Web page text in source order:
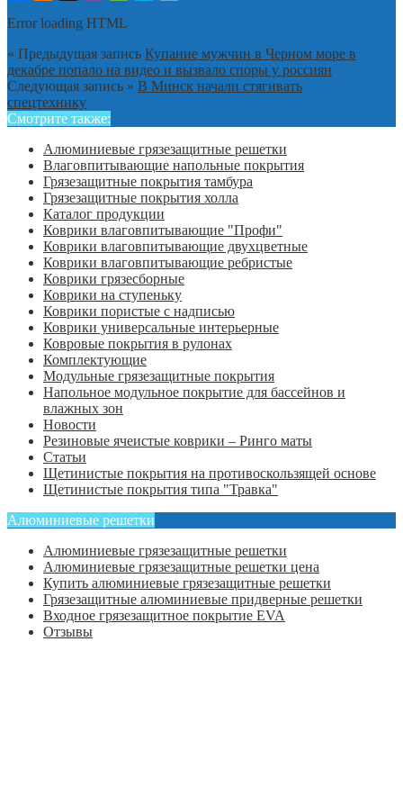
Error loading HTML
« Предыдущая запись Купание мужчин в Черном море в
декабре попало на видео и вызвало споры у россиян
Следующая запись » В Минск начали стягивать
спецтехнику
Смотрите также:
Алюминиевые грязезащитные решетки
Влаговпитывающие напольные покрытия
Грязезащитные покрытия тамбура
Грязезащитные покрытия холла
Каталог продукции
Коврики влаговпитывающие "Профи"
Коврики влаговпитывающие двухцветные
Коврики влаговпитывающие ребристые
Коврики грязесборные
Коврики на ступеньку
Коврики пористые с надписью
Коврики универсальные интерьерные
Ковровые покрытия в рулонах
Комплектующие
Модульные грязезащитные покрытия
Напольное модульное покрытие для бассейнов и
влажных зон
Новости
Резиновые ячеистые коврики – Ринго маты
Статьи
Щетинистые покрытия на противоскользящей основе
Щетинистые покрытия типа "Травка"
Алюминиевые решетки
Алюминиевые грязезащитные решетки
Алюминиевые грязезащитные решетки цена
Купить алюминиевые грязезащитные решетки
Грязезащитные алюминиевые придверные решетки
Входное грязезащитное покрытие EVA
Отзывы